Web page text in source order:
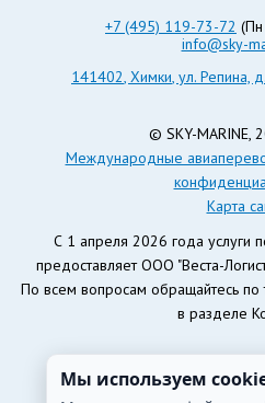
+7 (495) 119-73-72
info@sky-
141402, Химки, ул. Репина,
© SKY-MARINE,
Международные
Карта
С 1 апреля 2026 года услуги
предоставляет ООО "Веста-
По всем вопросам обращайтесь
в разделе
Мы используем